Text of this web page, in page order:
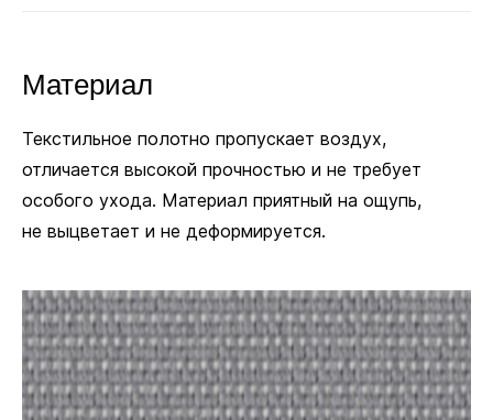
Материал
Текстильное полотно пропускает воздух,
отличается высокой прочностью и не требует
особого ухода. Материал приятный на ощупь,
не выцветает и не деформируется.